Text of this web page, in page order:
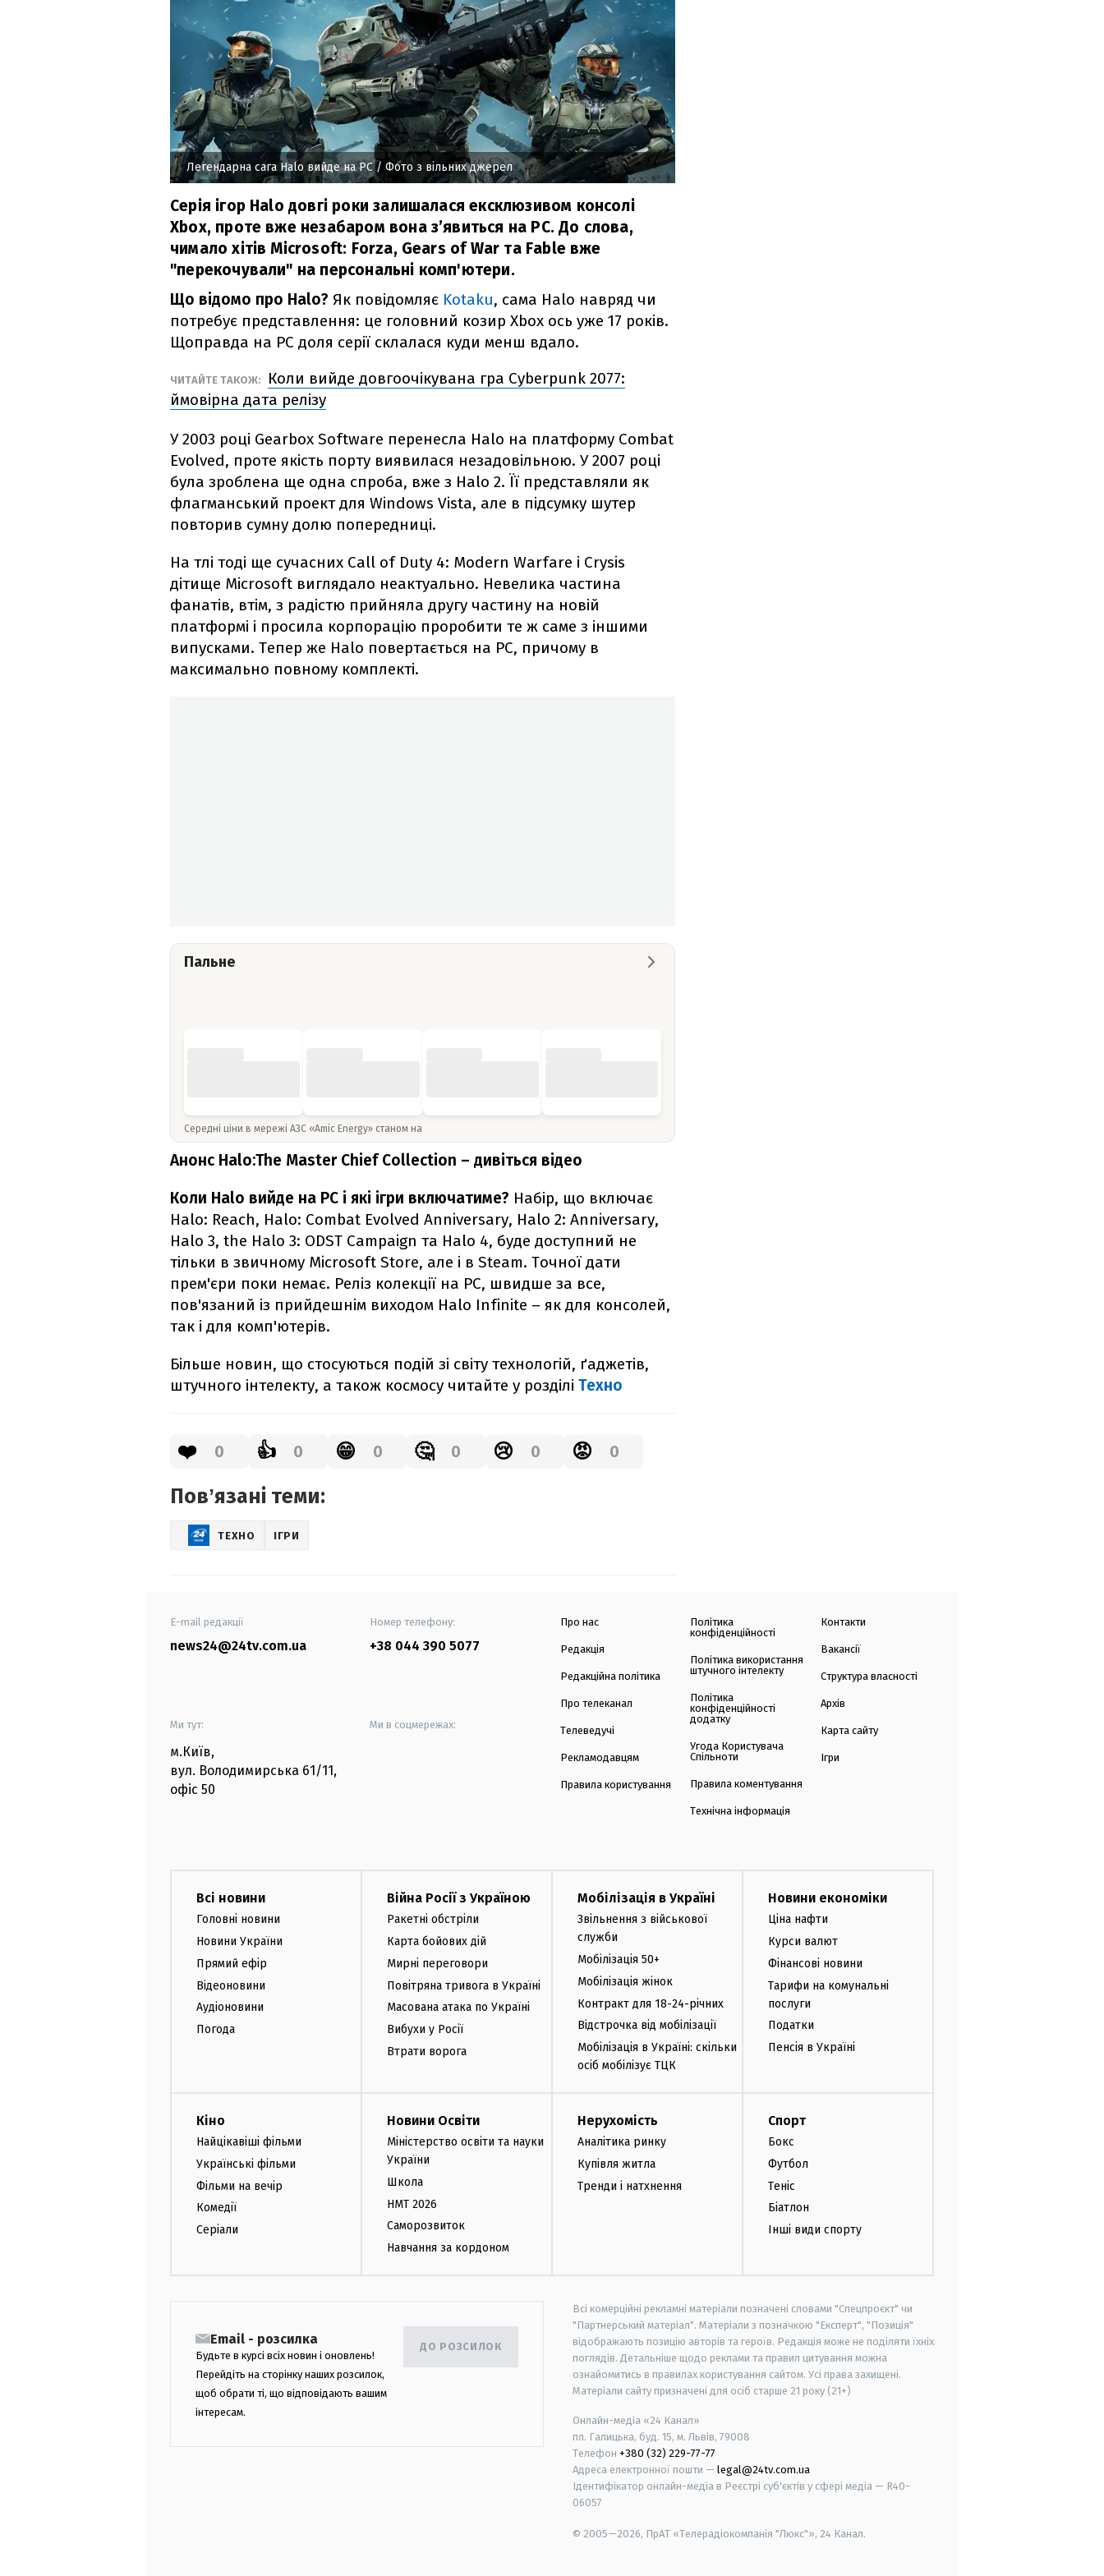
Легендарна сага Halo вийде на PC/ Фото з вільних джерел
Серія ігор Halo довгі роки залишалася ексклюзивом консолі
Xbox, проте вже незабаром вона з’явиться на PC. До слова,
чимало хітів Microsoft: Forza, Gears of War та Fable вже
"перекочували" на персональні комп'ютери.
Що відомо про Halo? Як повідомляє Kotaku, сама Halo навряд чи
потребує представлення: це головний козир Xbox ось уже 17 років.
Щоправда на PC доля серії склалася куди менш вдало.
ЧИТАЙТЕ ТАКОЖ:
Коли вийде довгоочікувана гра Cyberpunk 2077:
ймовірна дата релізу
У 2003 році Gearbox Software перенесла Halo на платформу Combat
Evolved, проте якість порту виявилася незадовільною. У 2007 році
була зроблена ще одна спроба, вже з Halo 2. Її представляли як
флагманський проект для Windows Vista, але в підсумку шутер
повторив сумну долю попередниці.
На тлі тоді ще сучасних Call of Duty 4: Modern Warfare і Crysis
дітище Microsoft виглядало неактуально. Невелика частина
фанатів, втім, з радістю прийняла другу частину на новій
платформі і просила корпорацію проробити те ж саме з іншими
випусками. Тепер же Halo повертається на PC, причому в
максимально повному комплекті.
Пальне
Середні ціни в мережі АЗС «Amic Energy» станом на
Анонс Halo:The Master Chief Collection – дивіться відео
Коли Halo вийде на PC і які ігри включатиме? Набір, що включає
Halo: Reach, Halo: Combat Evolved Anniversary, Halo 2: Anniversary,
Halo 3, the Halo 3: ODST Campaign та Halo 4, буде доступний не
тільки в звичному Microsoft Store, але і в Steam. Точної дати
прем'єри поки немає. Реліз колекції на PC, швидше за все,
пов'язаний із прийдешнім виходом Halo Infinite – як для консолей,
так і для комп'ютерів.
Більше новин, що стосуються подій зі світу технологій, ґаджетів,
штучного інтелекту, а також космосу читайте у розділі Техно
❤️ 0 👍 0 😁 0 🤔 0 😢 0 😡 0
Повʼязані теми:
ТЕХНО ІГРИ
E-mail редакції
news24@24tv.com.ua
Номер телефону:
+38 044 390 5077
Ми тут:
м.Київ,
вул. Володимирська 61/11,
офіс 50
Ми в соцмережах:
Про нас
Редакція
Редакційна політика
Про телеканал
Телеведучі
Рекламодавцям
Правила користування
Політика
конфіденційності
Політика використання
штучного інтелекту
Політика
конфіденційності
додатку
Угода Користувача
Спільноти
Правила коментування
Технічна інформація
Контакти
Вакансії
Структура власності
Архів
Карта сайту
Ігри
Всі новини
Головні новини
Новини України
Прямий ефір
Відеоновини
Аудіоновини
Погода
Війна Росії з Україною
Ракетні обстріли
Карта бойових дій
Мирні переговори
Повітряна тривога в Україні
Масована атака по Україні
Вибухи у Росії
Втрати ворога
Мобілізація в Україні
Звільнення з військової
служби
Мобілізація 50+
Мобілізація жінок
Контракт для 18-24-річних
Відстрочка від мобілізації
Мобілізація в Україні: скільки
осіб мобілізує ТЦК
Новини економіки
Ціна нафти
Курси валют
Фінансові новини
Тарифи на комунальні
послуги
Податки
Пенсія в Україні
Кіно
Найцікавіші фільми
Українські фільми
Фільми на вечір
Комедії
Серіали
Новини Освіти
Міністерство освіти та науки
України
Школа
НМТ 2026
Саморозвиток
Навчання за кордоном
Нерухомість
Аналітика ринку
Купівля житла
Тренди і натхнення
Спорт
Бокс
Футбол
Теніс
Біатлон
Інші види спорту
Email - розсилка
Будьте в курсі всіх новин і оновлень!
Перейдіть на сторінку наших розсилок,
щоб обрати ті, що відповідають вашим
інтересам.
ДО РОЗСИЛОК
Всі комерційні рекламні матеріали позначені словами "Спецпроєкт" чи
"Партнерський матеріал". Матеріали з позначкою "Експерт", "Позиція"
відображають позицію авторів та героїв. Редакція може не поділяти їхніх
поглядів. Детальніше щодо реклами та правил цитування можна
ознайомитись в правилах користування сайтом. Усі права захищені.
Матеріали сайту призначені для осіб старше 21 року (21+)
Онлайн-медіа «24 Канал»
пл. Галицька, буд. 15, м. Львів, 79008
Телефон +380 (32) 229-77-77
Адреса електронної пошти — legal@24tv.com.ua
Ідентифікатор онлайн-медіа в Реєстрі суб'єктів у сфері медіа — R40-
06057
© 2005—2026, ПрАТ «Телерадіокомпанія "Люкс"», 24 Канал.